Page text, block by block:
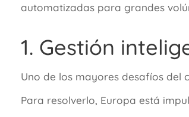
automatizadas para grandes
1. Gestión
Uno de los mayores desafíos del
Para resolverlo, Europa está